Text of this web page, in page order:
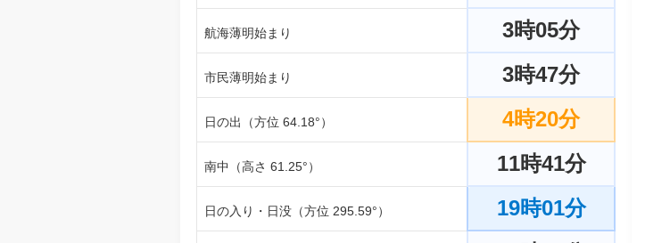
航海薄明始まり 3時05分
市民薄明始まり 3時47分
日の出（方位 64.18°） 4時20分
南中（高さ 61.25°） 11時41分
日の入り・日没（方位 295.59°） 19時01分